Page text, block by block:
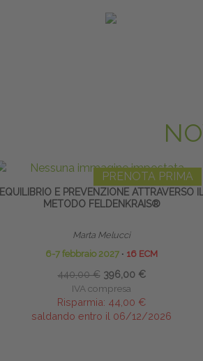
PRENOTA PRIMA
EQUILIBRIO E PREVENZIONE ATTRAVERSO
METODO FELDENKRAIS®
Marta Melucci
6-7 febbraio 2027 ∙ 16 ECM
440,00 € 396,00 €
IVA compresa
Risparmia: 44,00 €
saldando entro il 06/12/2026